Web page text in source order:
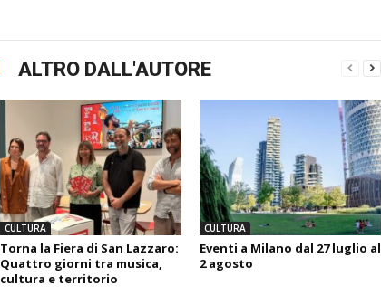
ALTRO DALL'AUTORE
CULTURA
Torna la Fiera di San Lazzaro:
Quattro giorni tra musica,
cultura e territorio
CULTURA
Eventi a Milano dal 27 luglio al
2 agosto